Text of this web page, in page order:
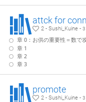
attck for
2 - Sushi_Kuine -3
章 0：お供の重要性＝数で攻める
章 1
章 2
章 3
promote
2 - Sushi_Kuine -3